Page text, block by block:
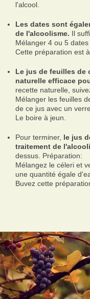
l'alcool.
Les dates sont
de l'alcoolisme. Il
Mélanger 4 ou 5
Cette préparation est
Le jus de feuilles de
naturelle efficace
recette naturelle,
Mélanger les feuilles
de ce jus avec un
Le boire à jeun.
Pour terminer, le jus
traitement de
dessus. Préparation:
Mélangez le céleri et
une quantité égale
Buvez cette